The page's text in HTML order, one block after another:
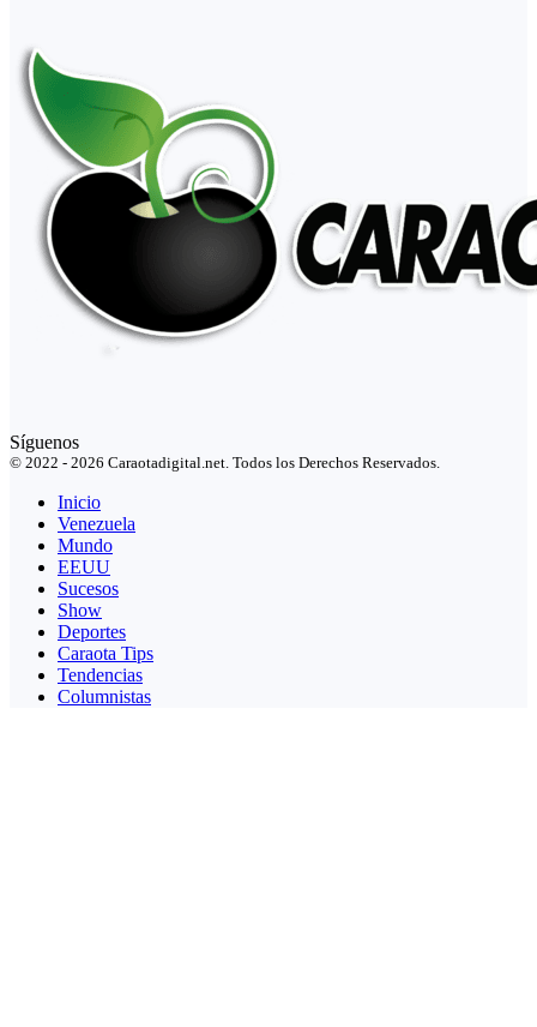
Síguenos
© 2022 - 2026 Caraotadigital.net. Todos los Derechos Reservados.
Inicio
Venezuela
Mundo
EEUU
Sucesos
Show
Deportes
Caraota Tips
Tendencias
Columnistas